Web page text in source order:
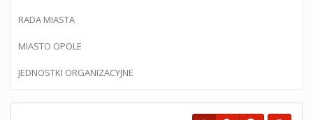
RADA MIASTA
MIASTO OPOLE
JEDNOSTKI ORGANIZACYJNE